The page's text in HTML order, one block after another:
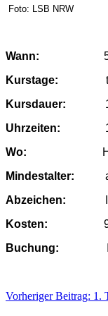
Foto: LSB NRW
Wann:
Kurstage:
Kursdauer:
Uhrzeiten: 11:00-
Wo:
Mindestalter:
Abzeichen: In
Kosten:
Buchung: Im
Vorheriger Beitrag: 1.